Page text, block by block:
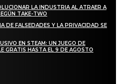
LA INDUSTRIA AL ATRAER A
TAKE-TWO
DE FALSEDADES Y LA PRIVACIDAD SE
EN STEAM: UN JUEGO DE
GRATIS HASTA EL 9 DE AGOSTO